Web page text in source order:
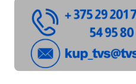
из Молодечно о
детей с 1 сентября,
рассказали о погоде на